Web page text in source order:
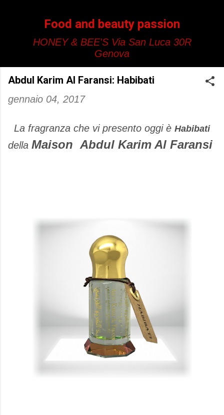
Food and beauty passion
HONEY & BEE'S Via San Luca 30R
Genova
Abdul Karim Al Faransi: Habibati
gennaio 04, 2017
La fragranza che vi presento oggi è Habibati
della Maison Abdul Karim Al Faransi